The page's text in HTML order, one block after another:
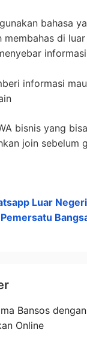
bahasa
membahas di
informasi
bisnis yang
join sebelum
Luar Negeri
Bansos
Online